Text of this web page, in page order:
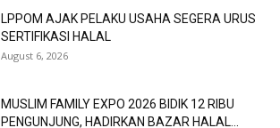
LPPOM AJAK PELAKU USAHA SEGERA URUS
SERTIFIKASI HALAL
August 6, 2026
MUSLIM FAMILY EXPO 2026 BIDIK 12 RIBU
PENGUNJUNG, HADIRKAN BAZAR HALAL...